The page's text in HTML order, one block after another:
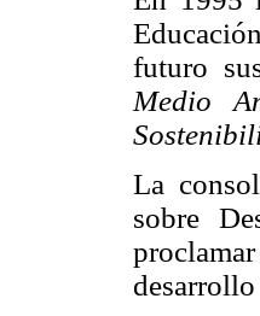
futuro
Medio
La
sobre